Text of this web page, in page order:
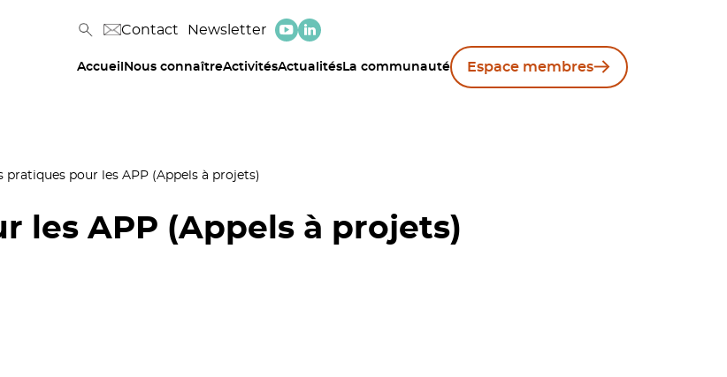
Contact Newsletter
Accueil Nous connaîtreActivitésActualités La communauté Espace membres
pratiques pour les APP (Appels à projets)
les APP (Appels à projets)